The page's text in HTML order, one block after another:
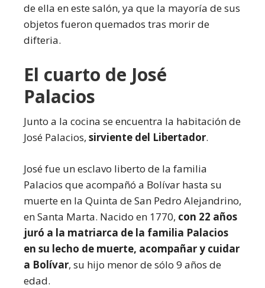
de ella en este salón, ya que la mayoría de sus
objetos fueron quemados tras morir de
difteria.
El cuarto de José
Palacios
Junto a la cocina se encuentra la habitación de
José Palacios, sirviente del Libertador.
José fue un esclavo liberto de la familia
Palacios que acompañó a Bolívar hasta su
muerte en la Quinta de San Pedro Alejandrino,
en Santa Marta. Nacido en 1770, con 22 años
juró a la matriarca de la familia Palacios
en su lecho de muerte, acompañar y cuidar
a Bolívar, su hijo menor de sólo 9 años de
edad.